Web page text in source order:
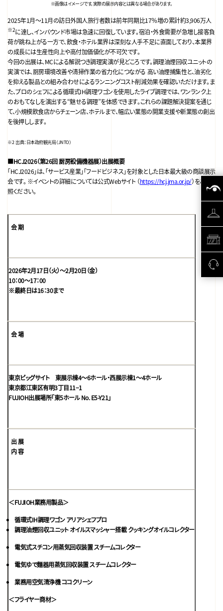
※画像はイメージです。実際の展示内容とは異なる場合があります。
2025年1月～11月の訪日外国人旅行者数は前年同期比17％増の累計約3,906万人
※2に達し、インバウンド市場は急速に回復しています。宿泊・外食需要が急増し接客負
荷が跳ね上がる一方で、飲食・ホテル業界は深刻な人手不足に直面しており、本業界
の成長には生産性向上や高付加価値化が不可欠です。
今回の出展は、MCによる解説つき調理実演が見どころです。調理油煙回収ユニットの
実演では、厨房環境改善や清掃作業の省力化につながる 高い油煙捕集性と、油劣化
を抑える製品との組み合わせによるランニングコスト削減効果を確認いただけます。ま
た、プロのシェフによる循環式IH調理ワゴンを使用したライブ調理では、ワンランク上
のおもてなしを演出する“魅せる調理”を体感できます。これらの課題解決提案を通じ
て、小規模飲食店からチェーン店、ホテルまで、幅広い業態の開業支援や新業態の創出
を後押しします。
※2 出典：日本政府観光局（JNTO）
■HCJ2026（第26回 厨房設備機器展）出展概要
「HCJ2026」は、「サービス産業」「フードビジネス」を対象とした日本最大級の商談展示
会です。 ※イベントの詳細については公式Webサイト （https://hcj.jma.or.jp/）をご参
照ください。
会 期
2026年2月17日（火）～2月20日（金）
10：00～17：00
※最終日は16：30まで
会 場
東京ビッグサイト 東展示棟4〜6ホール・西展示棟1〜4ホール
東京都江東区有明3丁目11−1
FUJIOH出展場所「東5ホール No. E5-Y21」
出 展
内 容
＜FUJIOH業務用製品＞
循環式IH調理ワゴン アリアシェフプロ
調理油煙回収ユニット オイルスマッシャー搭載 クッキングオイルコレクター
電気式スチコン用蒸気回収装置 スチームコレクター
電気ゆで麺器用蒸気回収装置 スチームコレクター
業務用空気清浄機 ココクリーン
＜フライヤー商材＞